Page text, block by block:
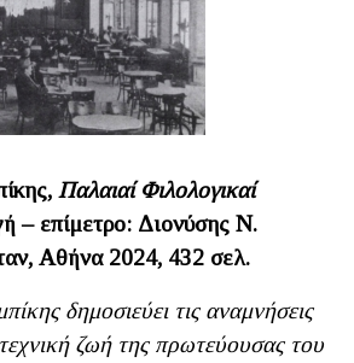
Παλαιαί Φιλολογικαί
– επίμετρο: Διονύσης Ν.
Αθήνα 2024, 432 σελ.
δημοσιεύει τις αναμνήσεις
ζωή της πρωτεύουσας του